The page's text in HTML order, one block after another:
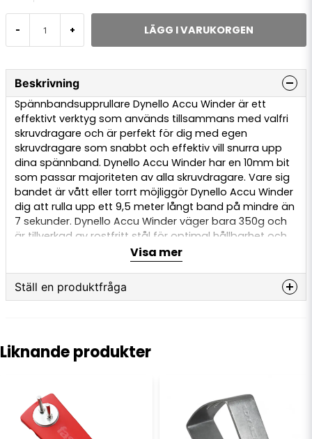
- + LÄGG I VARUKORGEN
Beskrivning
Spännbandsupprullare Dynello Accu Winder är ett
effektivt verktyg som används tillsammans med valfri
skruvdragare och är perfekt för dig med egen
skruvdragare som snabbt och effektiv vill snurra upp
dina spännband. Dynello Accu Winder har en 10mm bit
som passar majoriteten av alla skruvdragare. Vare sig
bandet är vått eller torrt möjliggör Dynello Accu Winder
dig att rulla upp ett 9,5 meter långt band på mindre än
7 sekunder. Dynello Accu Winder väger bara 350g och
är tillverkad av rostfritt stål för optimal hållbarhet och
livslängd. Undvik onödigt arbete och investera i en
Paketet innehåller: 1st Dynello Accu Winder, 1st Dynello
band clip, 1st användarmanual.
Visa mer
Ställ en produktfråga
name
Namn
Liknande produkter